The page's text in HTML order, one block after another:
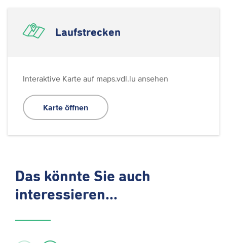
Laufstrecken
Interaktive Karte auf maps.vdl.lu ansehen
Karte öffnen
Das könnte Sie auch
interessieren...